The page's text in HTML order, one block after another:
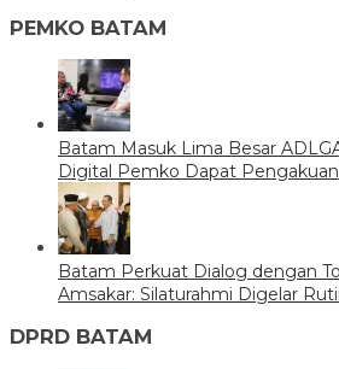
PEMKO BATAM
Batam Masuk Lima Besar
Digital Pemko Dapat
Batam Perkuat Dialog dengan
Amsakar: Silaturahmi Digelar
DPRD BATAM